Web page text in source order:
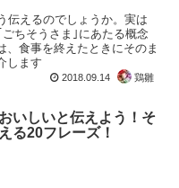
伝えるのでしょうか。実は
ちそうさま｣にあたる概念
、食事を終えたときにそのま
します
2018.09.14 鶏雛
いしいと伝えよう！そ
る20フレーズ！